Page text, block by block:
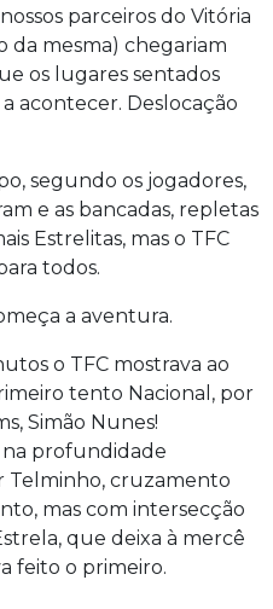
parceiros do Vitória
da mesma) chegariam
os lugares sentados
acontecer. Deslocação
segundo os jogadores,
e as bancadas, repletas
Estrelitas, mas o TFC
todos.
a aventura.
o TFC mostrava ao
tento Nacional, por
Simão Nunes!
na profundidade
Telminho, cruzamento
mas com intersecção
que deixa à mercê
feito o primeiro.